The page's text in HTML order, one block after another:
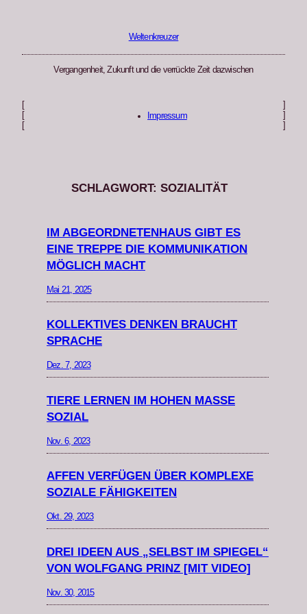
Weltenkreuzer
Vergangenheit, Zukunft und die verrückte Zeit dazwischen
Impressum
SCHLAGWORT: SOZIALITÄT
IM ABGEORDNETENHAUS GIBT ES
EINE TREPPE DIE KOMMUNIKATION
MÖGLICH MACHT
Mai 21, 2025
KOLLEKTIVES DENKEN BRAUCHT
SPRACHE
Dez. 7, 2023
TIERE LERNEN IM HOHEN MASSE S
OZIAL
Nov. 6, 2023
AFFEN VERFÜGEN ÜBER KOMPLEXE
SOZIALE FÄHIGKEITEN
Okt. 29, 2023
DREI IDEEN AUS „SELBST IM SPIEGEL“
VON WOLFGANG PRINZ [MIT VIDEO]
Nov. 30, 2015